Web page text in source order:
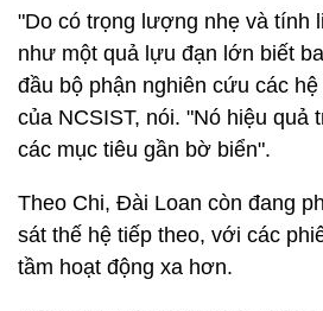
"Do có trọng lượng nhẹ và tính
như một quả lựu đạn lớn biết
đầu bộ phận nghiên cứu các
của NCSIST, nói. "Nó hiệu quả
các mục tiêu gần bờ biển".
Theo Chi, Đài Loan còn đang
sát thế hệ tiếp theo, với các
tầm hoạt động xa hơn.